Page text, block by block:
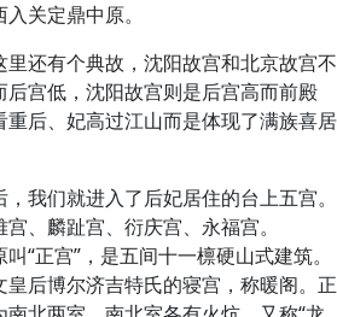
关定鼎中原。
还有个典故，沈阳故宫和北京故宫不
宫低，沈阳故宫则是后宫高而前殿
后、妃高过江山而是体现了满族喜居
我们就进入了后妃居住的台上五宫。
、麟趾宫、衍庆宫、永福宫。
“正宫”，是五间十一檩硬山式建筑。
后博尔济吉特氏的寝宫，称暖阁。正